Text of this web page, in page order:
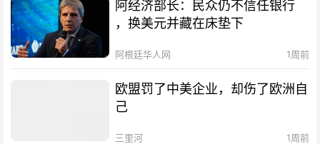
阿经济部长：民众仍不信任银行
，换美元并藏在床垫下
阿根廷华人网 1周前
欧盟罚了中美企业，却伤了欧洲自
己
三里河 1周前